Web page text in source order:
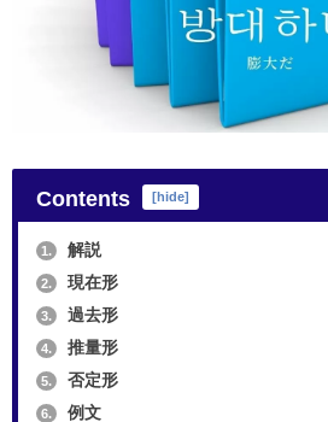
Contents [hide]
1. 解説
2. 現在形
3. 過去形
4. 推量形
5. 否定形
6. 例文